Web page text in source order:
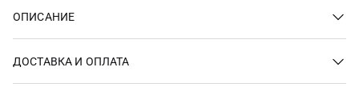
ОПИСАНИЕ
ДОСТАВКА И ОПЛАТА